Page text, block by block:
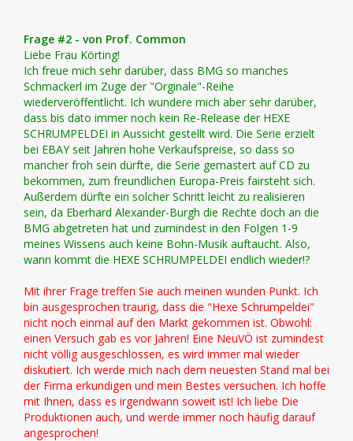
Frage #2 - von Prof. Common
Liebe Frau Körting!
Ich freue mich sehr darüber, dass BMG so manches
Schmackerl im Zuge der "Orginale"-Reihe
wiederveröffentlicht. Ich wundere mich aber sehr darüber,
dass bis dato immer noch kein Re-Release der HEXE
SCHRUMPELDEI in Aussicht gestellt wird. Die Serie erzielt
bei EBAY seit Jahren hohe Verkaufspreise, so dass so
mancher froh sein dürfte, die Serie gemastert auf CD zu
bekommen, zum freundlichen Europa-Preis fairsteht sich.
Außerdem dürfte ein solcher Schritt leicht zu realisieren
sein, da Eberhard Alexander-Burgh die Rechte doch an die
BMG abgetreten hat und zumindest in den Folgen 1-9
meines Wissens auch keine Bohn-Musik auftaucht. Also,
wann kommt die HEXE SCHRUMPELDEI endlich wieder!?
Mit ihrer Frage treffen Sie auch meinen wunden Punkt. Ich
bin ausgesprochen traurig, dass die "Hexe Schrumpeldei"
nicht noch einmal auf den Markt gekommen ist. Obwohl:
einen Versuch gab es vor Jahren! Eine NeuVÖ ist zumindest
nicht völlig ausgeschlossen, es wird immer mal wieder
diskutiert. Ich werde mich nach dem neuesten Stand mal bei
der Firma erkundigen und mein Bestes versuchen. Ich hoffe
mit Ihnen, dass es irgendwann soweit ist! Ich liebe Die
Produktionen auch, und werde immer noch häufig darauf
angesprochen!